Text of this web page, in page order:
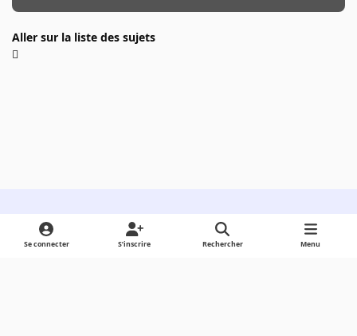
Aller sur la liste des sujets
Light ModeDark ModeSystem Preference
Se connecter S’inscrire Rechercher Menu